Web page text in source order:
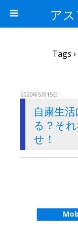
ア
Tags
2020年5月15日
自粛生
る？そ
せ！